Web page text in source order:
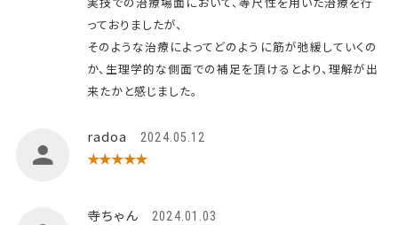
っておりましたが、
そのような治療によってどのように筋が弛緩していくの
か、生理学的な側面での補足を頂けるとより、理解が出
来たかと感じました。
radoa 2024.05.12
★★★★★
寺ちゃん 2024.01.03